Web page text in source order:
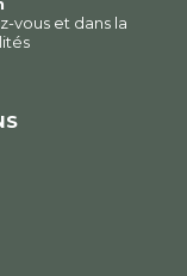
vous et dans la